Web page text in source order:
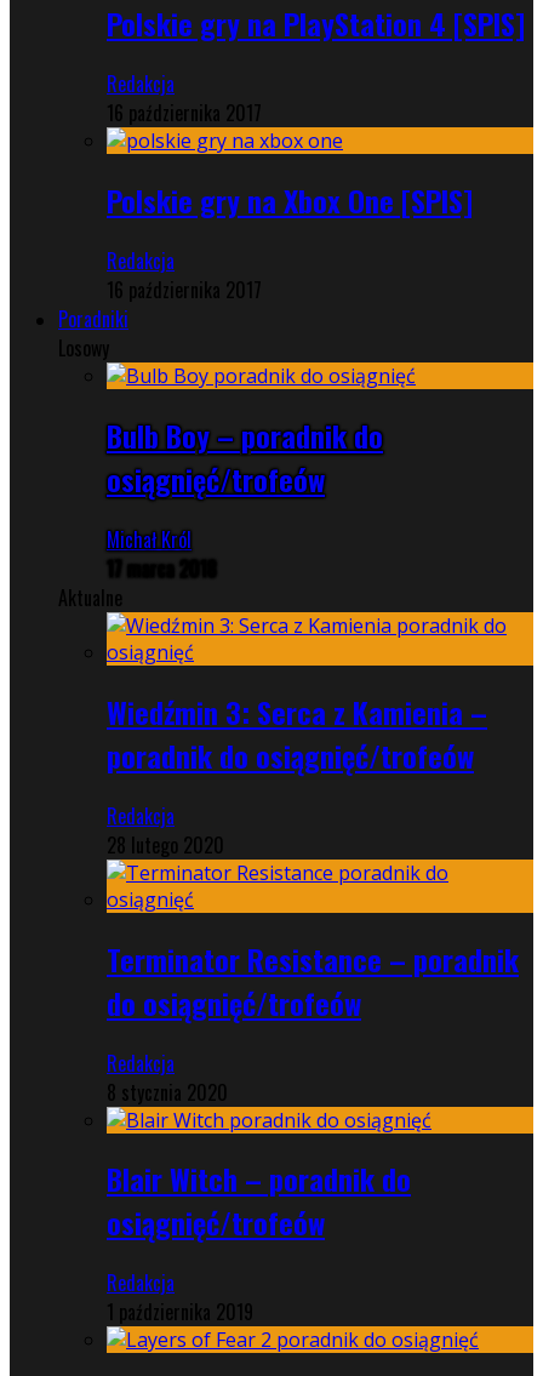
Polskie gry na PlayStation 4 [SPIS]
Redakcja
16 października 2017
Polskie gry na Xbox One [SPIS]
Redakcja
16 października 2017
Poradniki
Losowy
Bulb Boy – poradnik do
osiągnięć/trofeów
Michał Król
17 marca 2018
Aktualne
Wiedźmin 3: Serca z Kamienia –
poradnik do osiągnięć/trofeów
Redakcja
28 lutego 2020
Terminator Resistance – poradnik
do osiągnięć/trofeów
Redakcja
8 stycznia 2020
Blair Witch – poradnik do
osiągnięć/trofeów
Redakcja
1 października 2019